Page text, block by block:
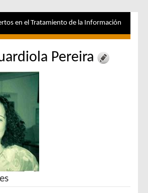
en el Tratamiento de la Información
Pereira